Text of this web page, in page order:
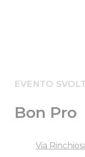
EVENTO
Bon Pro
Via